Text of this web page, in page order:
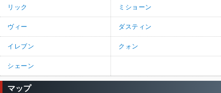
リック ミショーン
ヴィー ダスティン
イレブン クォン
シェーン
マップ